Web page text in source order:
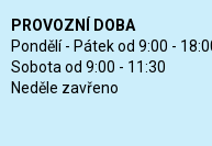
PROVOZNÍ DOBA
Pondělí - Pátek od 9:00 -
Sobota od 9:00 - 11:30
Neděle zavřeno